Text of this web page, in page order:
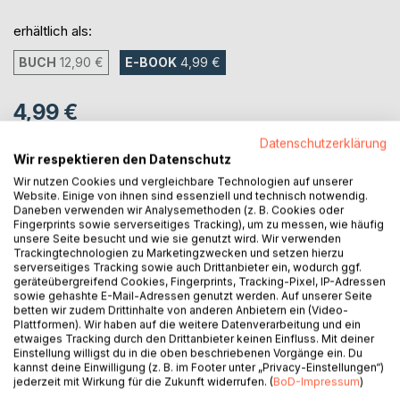
erhältlich als:
BUCH 12,90 € E-BOOK 4,99 €
4,99 €
sofort verfügbar als Download
IN DEN WARENKORB
Auf die Merkliste
Titel bewerten
Datenschutzerklärung
Wir respektieren den Datenschutz
Wir nutzen Cookies und vergleichbare Technologien auf unserer
Website. Einige von ihnen sind essenziell und technisch notwendig.
Daneben verwenden wir Analysemethoden (z. B. Cookies oder
Fingerprints sowie serverseitiges Tracking), um zu messen, wie häufig
unsere Seite besucht und wie sie genutzt wird. Wir verwenden
Trackingtechnologien zu Marketingzwecken und setzen hierzu
serverseitiges Tracking sowie auch Drittanbieter ein, wodurch ggf.
geräteübergreifend Cookies, Fingerprints, Tracking-Pixel, IP-Adressen
sowie gehashte E-Mail-Adressen genutzt werden. Auf unserer Seite
betten wir zudem Drittinhalte von anderen Anbietern ein (Video-
Plattformen). Wir haben auf die weitere Datenverarbeitung und ein
etwaiges Tracking durch den Drittanbieter keinen Einfluss. Mit deiner
Einstellung willigst du in die oben beschriebenen Vorgänge ein. Du
kannst deine Einwilligung (z. B. im Footer unter „Privacy-Einstellungen“)
jederzeit mit Wirkung für die Zukunft widerrufen. (BoD-Impressum)